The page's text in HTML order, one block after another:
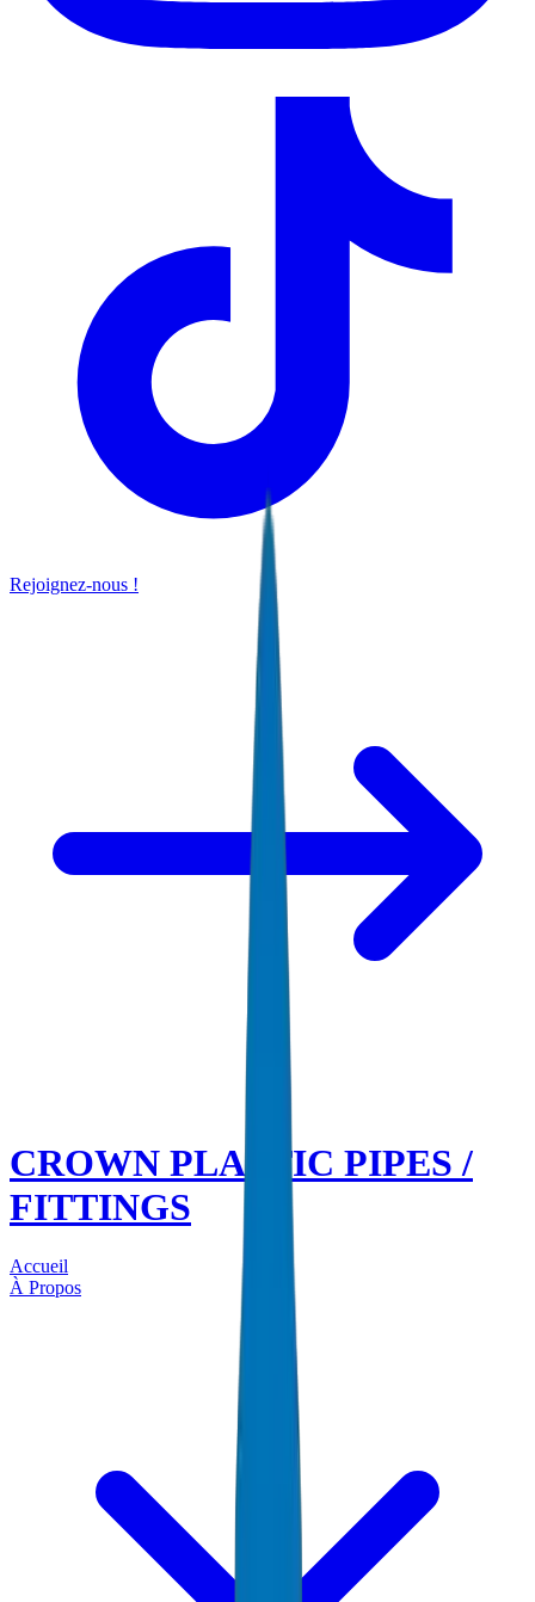
Rejoignez-nous !
CROWN PLASTIC PIPES /
FITTINGS
Accueil
À Propos